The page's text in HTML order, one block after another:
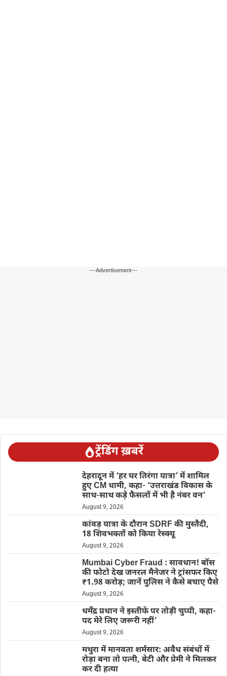
---Advertisement---
ट्रेंडिंग ख़बरें
देहरादून में ‘हर घर तिरंगा यात्रा’ में शामिल
हुए CM धामी, कहा- ‘उत्तराखंड विकास के
साथ-साथ कड़े फैसलों में भी है नंबर वन’
August 9, 2026
कांवड़ यात्रा के दौरान SDRF की मुस्तैदी,
18 शिवभक्तों को किया रेस्क्यू
August 9, 2026
Mumbai Cyber Fraud : सावधान! बॉस
की फोटो देख जनरल मैनेजर ने ट्रांसफर किए
₹1.98 करोड़; जानें पुलिस ने कैसे बचाए पैसे
August 9, 2026
धर्मेंद्र प्रधान ने इस्तीफे पर तोड़ी चुप्पी, कहा-
पद मेरे लिए जरूरी नहीं’
August 9, 2026
मथुरा में मानवता शर्मसार: अवैध संबंधों में
रोड़ा बना तो पत्नी, बेटी और प्रेमी ने मिलकर
कर दी हत्या